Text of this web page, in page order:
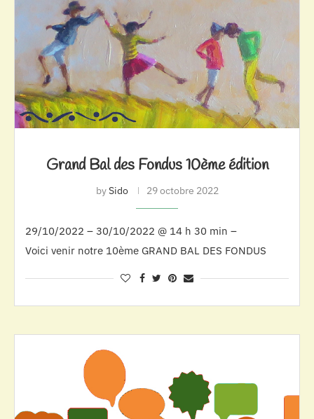
Grand Bal des Fondus 10ème édition
bySido 29 octobre 2022
29/10/2022 – 30/10/2022 @ 14 h 30 min –
Voici venir notre 10ème GRAND BAL DES FONDUS